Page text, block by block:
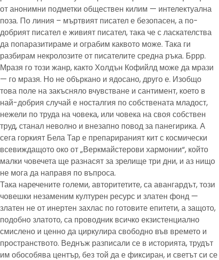
от анонимни подметки обществен килим — интелектуална
поза. По линия – мъртвият писател е безопасен, а по-
добрият писател е живият писател, така че с ласкателства
да попаразитираме и ограбим каквото може. Така ги
разбирам некролозите от писателите средна ръка. Бррр.
Мразя го този жанр, както Холдън Кофийлд може да мрази
— го мразя. Но не объркано и ядосано, друго е. Изобщо
това поле на закъсняло вчувстване и сантимент, което в
най-добрия случай е носталгия по собствената младост,
нежели по труда на човека, или човека на своя собствен
труд, станал неволно и внезапно повод за панегирика. А
сега горкият Бела Тар е препарираният кит с космически
всевиждащото око от „Веркмайстерови хармонии“, който
малки човечета ще разнасят за зрелище три дни, и аз нищо
не мога да направя по въпроса.
Така наречените големи, авторитетите, са авангардът, този
човешки незаменим културен ресурс и златен фонд —
златен не от инертен захлас по готовите епитети, а защото,
подобно златото, са проводник всичко екзистенциално
смислено и ценно да циркулира свободно във времето и
пространството. Веднъж разписали се в историята, трудът
им обособява център, без той да е фиксиран, и светът си се